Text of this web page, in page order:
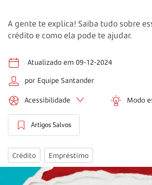
A gente te explica! Saiba tudo sobre
crédito e como ela pode te ajudar.
Atualizado em 09-12-2024
por Equipe Santander
Acessibilidade Modo
Artigos Salvos
Crédito Empréstimo